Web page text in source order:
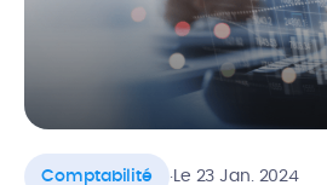
Comptabilité .Le 23 Jan. 2024